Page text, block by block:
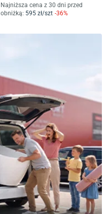
Najniższa cena z 30 dni przed
obniżką: 595 zł/szt -36%